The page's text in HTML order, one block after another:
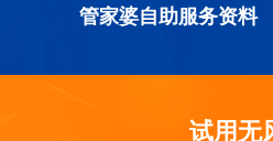
试用无
管家婆自助服务资料